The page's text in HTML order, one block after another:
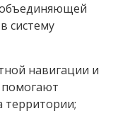
систему
навигации и
территории;